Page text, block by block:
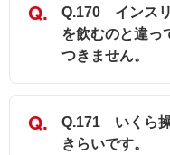
Q.170 インス
を飲むのと違っ
つきません。
Q.171 いくら
きらいです。